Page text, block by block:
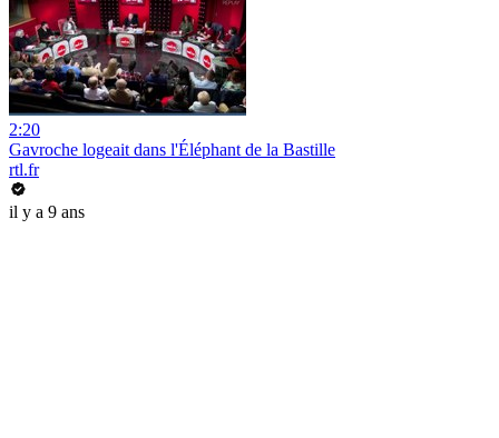
2:20
Gavroche logeait dans l'Éléphant de la Bastille
rtl.fr
il y a 9 ans